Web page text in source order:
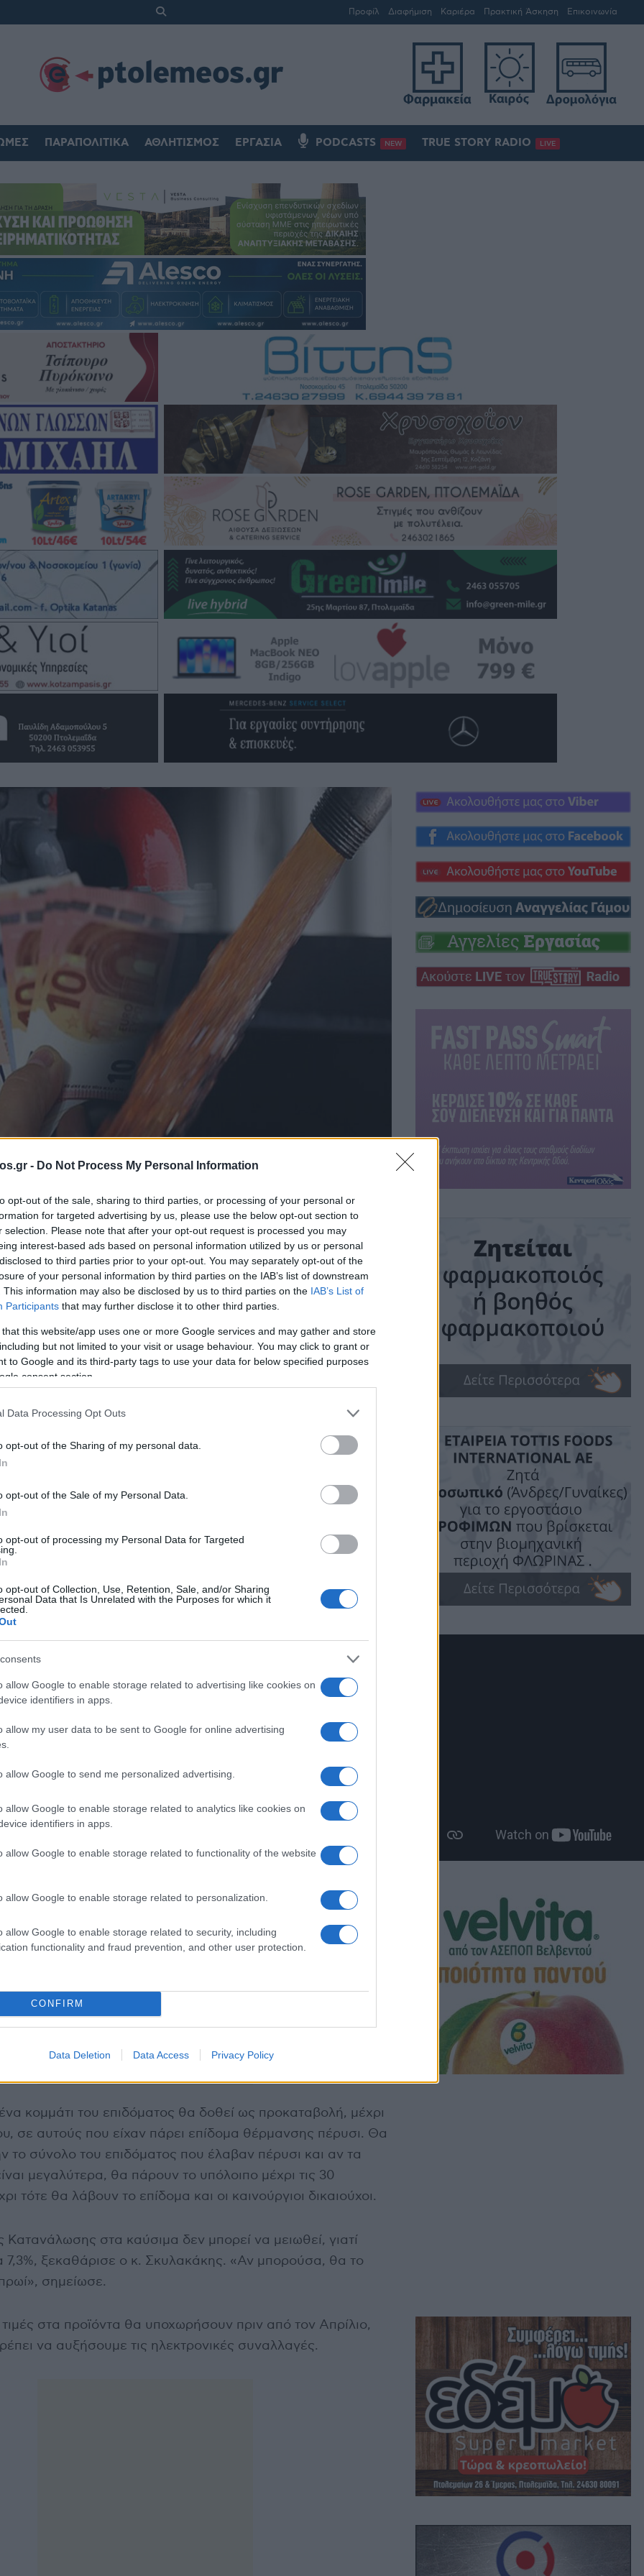
- Do Not Process My Personal Information
opt-out of the sale, sharing to third parties, or processing of your personal or
for targeted advertising by us, please use the below opt-out section to
selection. Please note that after your opt-out request is processed you may
interest-based ads based on personal information utilized by us or personal
to third parties prior to your opt-out. You may separately opt-out of the
of your personal information by third parties on the IAB’s list of downstream
This information may also be disclosed by us to third parties on the IAB’s List of
Participants that may further disclose it to other third parties.
that this website/app uses one or more Google services and may gather and store
but not limited to your visit or usage behaviour. You may click to grant or
to Google and its third-party tags to use your data for below specified purposes
consent section.
Data Processing Opt Outs
opt-out of the Sharing of my personal data.
opt-out of the Sale of my Personal Data.
opt-out of processing my Personal Data for Targeted
opt-out of Collection, Use, Retention, Sale, and/or Sharing
Data that Is Unrelated with the Purposes for which it
allow Google to enable storage related to advertising like cookies on
identifiers in apps.
allow my user data to be sent to Google for online advertising
allow Google to send me personalized advertising.
allow Google to enable storage related to analytics like cookies on
identifiers in apps.
allow Google to enable storage related to functionality of the website
allow Google to enable storage related to personalization.
allow Google to enable storage related to security, including
functionality and fraud prevention, and other user protection.
CONFIRM
Data Deletion Data Access Privacy Policy
Προφίλ Διαφήμιση Καριέρα Πρακτική Άσκηση Επικοινωνία
ΠΑΡΑΠΟΛΙΤΙΚΆ ΑΘΛΗΤΙΣΜΌΣ ΕΡΓΑΣΊΑ PODCASTS NEW TRUE STORY RADIO LIVE
θέρμανσης υπουργείο Οικονομικών
«Μέχρι τις 10
ανοίξει η
ανακοίνωσε ο
Οικονομία,Ρεπορτάζ Reading Time: 1 min read
και μάθετε πρώτοι όλες τις ειδήσεις!
Υπουργός Οικονομικών,
μιλώντας στον ΑΝΤ1, είπε,
ότι ένα κομμάτι του επιδόματος θα
μέχρι τις 10 Δεκεμβρίου,
που είχαν πάρει επίδομα θέρμανσης
επιδόματος
να ανοίξει τον Νοέμβριο. Όπως χαρακτηριστικά
υπουργός Οικονομικών, Θεόδωρος Σκυλακάκης,
του ΑΝΤ1 «Καλημέρα Ελλάδα», η πλατφόρμα θα
10 Νοεμβρίου.
κομμάτι του επιδόματος θα δοθεί ως προκαταβολή, μέχρι
σε αυτούς που είχαν πάρει επίδομα θέρμανσης πέρυσι. Θα
το σύνολο του επιδόματος που έλαβαν πέρυσι και αν τα
μεγαλύτερα, θα πάρουν το υπόλοιπο μέχρι τις 30
τότε θα λάβουν το επίδομα και οι καινούργιοι δικαιούχοι.
Κατανάλωσης στα καύσιμα δεν μπορεί να μειωθεί, γιατί
7,3%, ξεκαθάρισε ο κ. Σκυλακάκης. «Αν μπορούσα, θα το
σημείωσε.
στα προϊόντα θα υποχωρήσουν πριν από τον Απρίλιο,
να αυξήσουμε τις ηλεκτρονικές συναλλαγές.